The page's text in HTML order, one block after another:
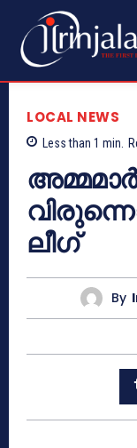
LOCAL NEWS
Less than 1 min.
ലീഗ്
By